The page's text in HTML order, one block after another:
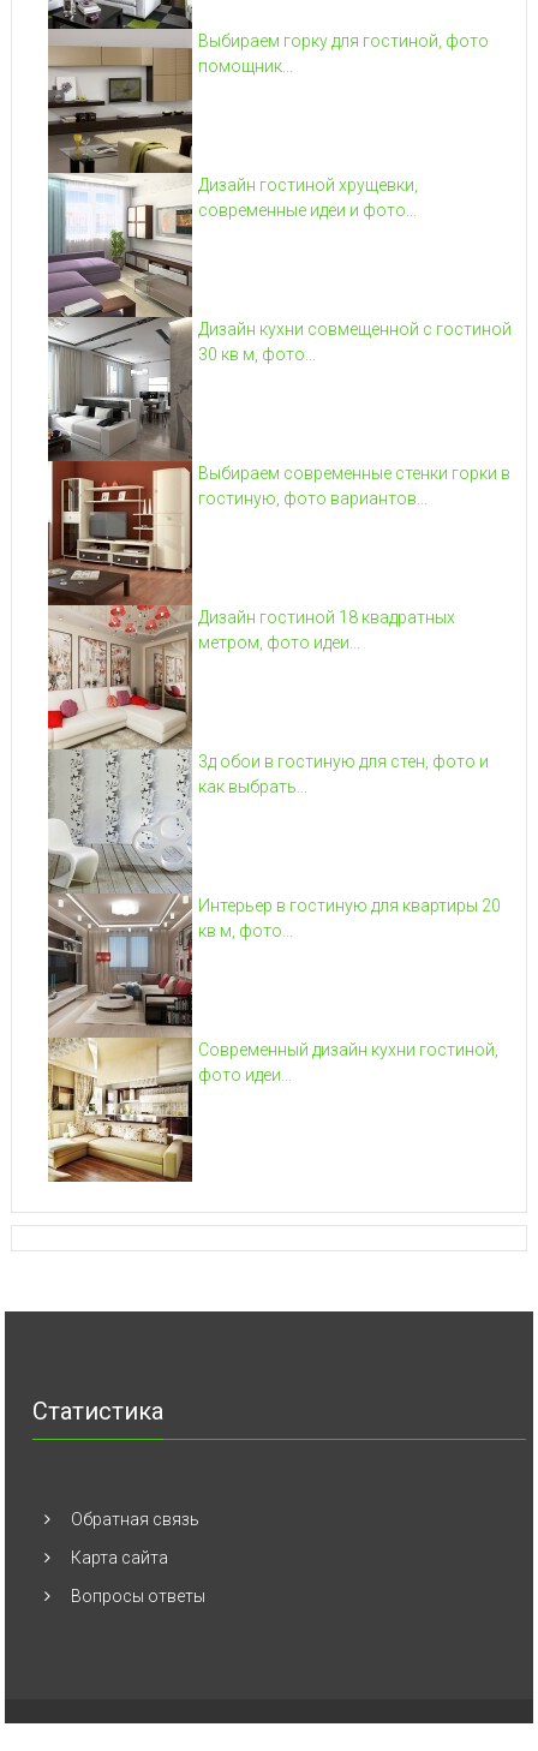
Выбираем горку для гостиной, фото
помощник...
Дизайн гостиной хрущевки,
современные идеи и фото...
Дизайн кухни совмещенной с гостиной
30 кв м, фото...
Выбираем современные стенки горки в
гостиную, фото вариантов...
Дизайн гостиной 18 квадратных
метром, фото идеи...
3д обои в гостиную для стен, фото и
как выбрать...
Интерьер в гостиную для квартиры 20
кв м, фото...
Современный дизайн кухни гостиной,
фото идеи...
Статистика
Обратная связь
Карта сайта
Вопросы ответы